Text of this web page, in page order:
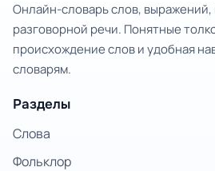
Онлайн-словарь слов, выражений,
разговорной речи. Понятные
происхождение слов и удобная
словарям.
Разделы
Слова
Фольклор